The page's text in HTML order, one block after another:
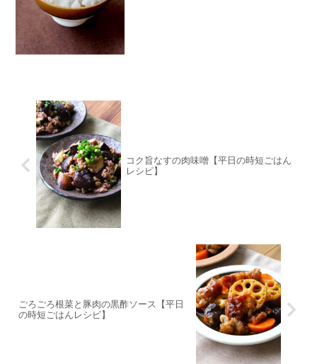
コク旨なすの肉味噌【平日の時短ごはん
レシピ】
ごろごろ根菜と豚肉の黒酢ソース【平日
の時短ごはんレシピ】